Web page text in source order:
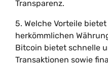
Transparenz.
5. Welche Vorteile
herkömmlichen
Bitcoin bietet schnelle
Transaktionen sowie